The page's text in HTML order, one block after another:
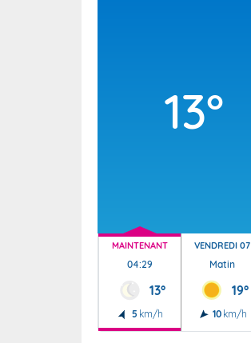
13°
MAINTENANT
04:29
13°
5 km/h
VENDREDI 07
Matin
19°
10 km/h